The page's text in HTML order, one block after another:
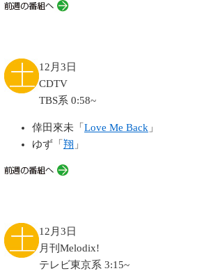
12月3日
CDTV
TBS系 0:58~
倖田來未「 Love Me Back 」
ゆず「 翔 」
12月3日
月刊Melodix!
テレビ東京系 3:15~